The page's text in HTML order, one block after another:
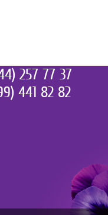
257 77 37
441 82 82